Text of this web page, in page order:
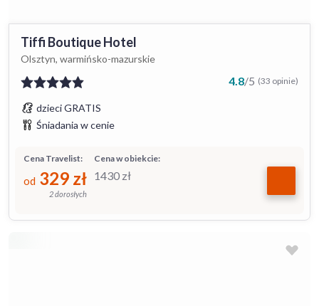
Tiffi Boutique Hotel
Olsztyn, warmińsko-mazurskie
4.8/5 (33 opinie)
dzieci GRATIS
Śniadania w cenie
Cena w obiekcie:
1430 zł
Cena Travelist:
od 329 zł
2 dorosłych